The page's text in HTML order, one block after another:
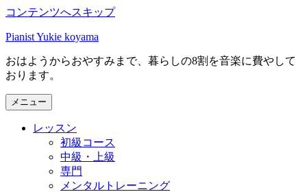
コンテンツへスキップ
Pianist Yukie koyama
おはようからおやすみまで、暮らしの8割を音楽に費やして
おります。
メニュー
レッスン
初級コース
中級・上級
専門
メンタルトレーニング